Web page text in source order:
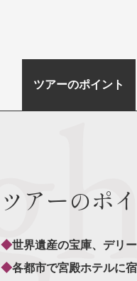
ツアーのポイント
ツアーのポ
◆世界遺産の宝庫、デリ
◆各都市で宮殿ホテルに